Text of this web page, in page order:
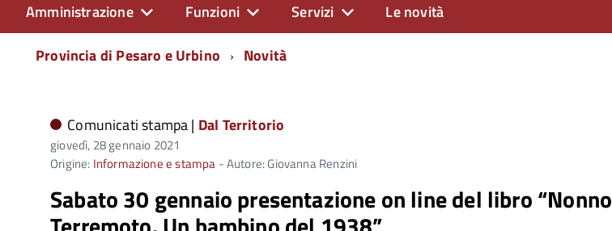
Amministrazione Funzioni Servizi Le novità
MenuProvincia di Pesaro e Urbino Novità
Comunicati stampa | Dal Territorio
giovedì, 28 gennaio 2021
Origine: Informazione e stampa - Autore: Giovanna Renzini
Sabato 30 gennaio presentazione on line del libro “Nonno